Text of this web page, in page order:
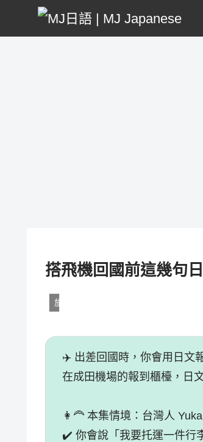
搭飛機回國前這幾句
旅遊日語
✈️ 出差回國時，你會用日文
在成田機場的報到櫃檯，日
👩‍🦰 本集情境：台灣人
✔️ 你會說「我要托運一件行